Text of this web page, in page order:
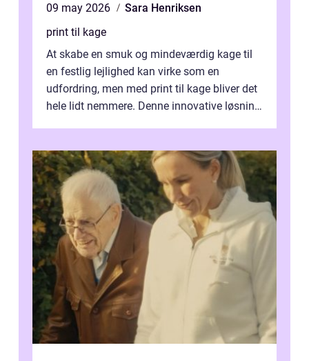
09 may 2026
Sara Henriksen
print til kage
At skabe en smuk og mindeværdig kage til
en festlig lejlighed kan virke som en
udfordring, men med print til kage bliver det
hele lidt nemmere. Denne innovative løsning